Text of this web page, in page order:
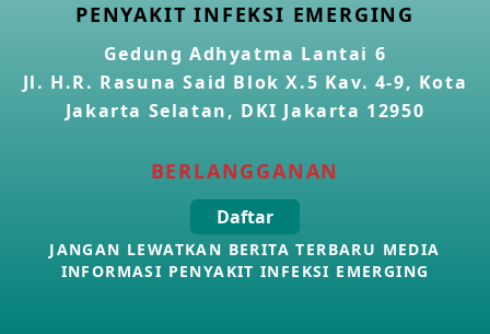
Kasus Konfirmasi Avian Influenza A(H9N2) di Italia
26 Mar 2026
Kasus Penyakit Meningokokus di Inggris
Kasus Konfirmasi Avian Influenza A(H5N1) di
16 Mar 2026
PENYAKIT INFEKSI EMERGING
Gedung Adhyatma Lantai 6
Jl. H.R. Rasuna Said Blok X.5 Kav. 4-9, Kota
Jakarta Selatan, DKI Jakarta 12950
BERLANGGANAN
Daftar
JANGAN LEWATKAN BERITA TERBARU MEDIA
INFORMASI PENYAKIT INFEKSI EMERGING